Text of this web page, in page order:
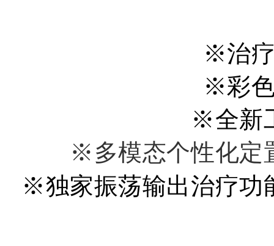
※治
※彩
※全新
※ 多模态个性化定
※独家振荡输出治疗功